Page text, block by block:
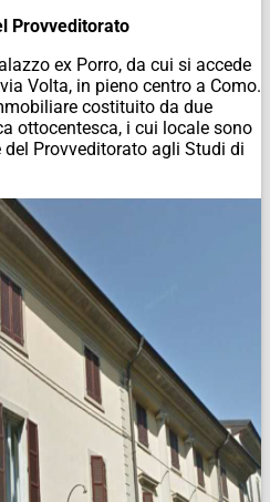
Provveditorato
ex Porro, da cui si accede
Volta, in pieno centro a Como.
costituito da due
ottocentesca, i cui locale sono
Provveditorato agli Studi di